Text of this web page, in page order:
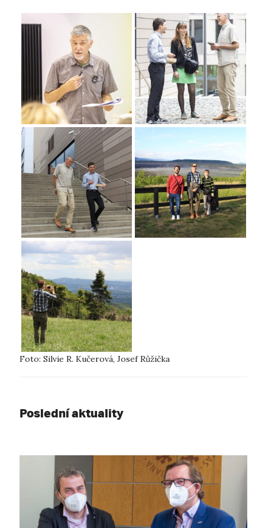
Foto: Silvie R. Kučerová, Josef Růžička
Poslední aktuality